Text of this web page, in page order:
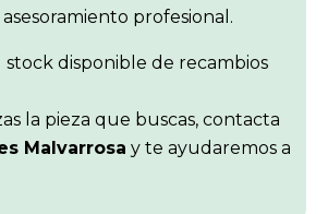
profesional.
disponible de recambios
la pieza que buscas, contacta
Malvarrosa y te ayudaremos a